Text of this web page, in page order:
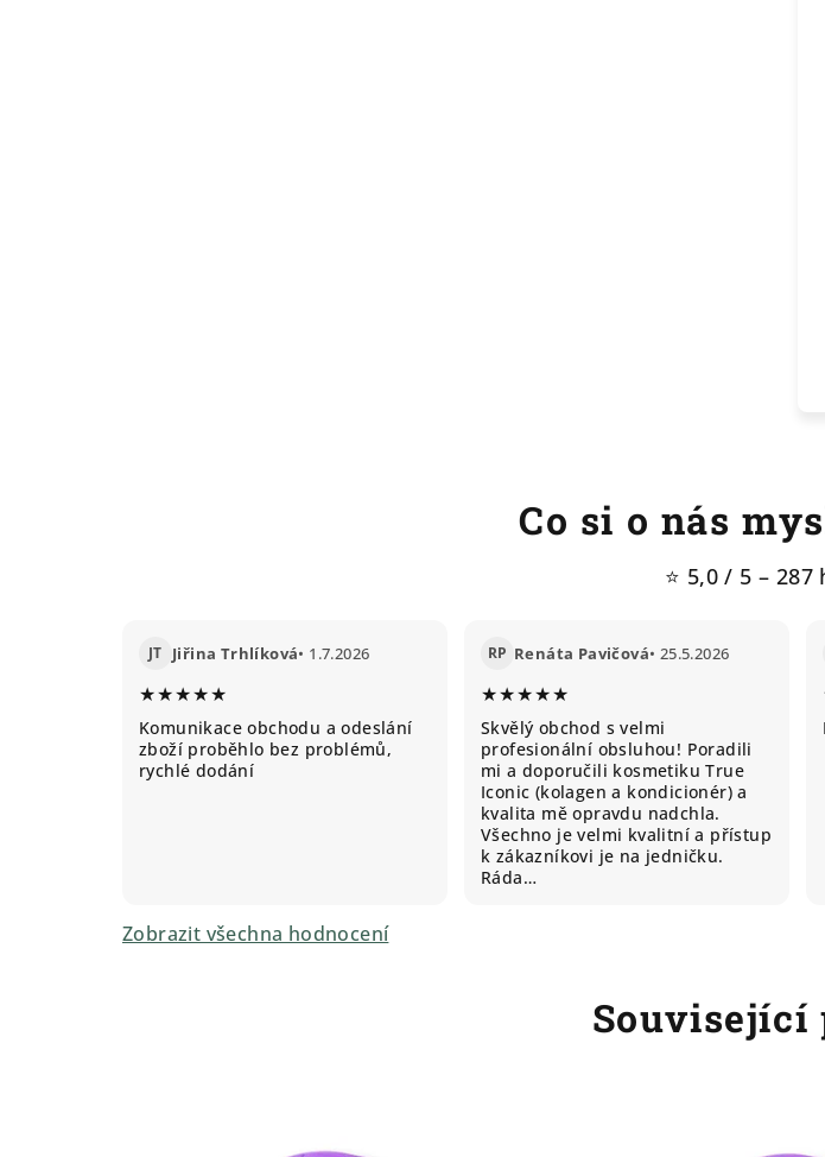
Co si o nás
⭐ 5,0 / 5 –
JT Jiřina Trhlíková• 1.7.2026
★★★★★
Komunikace obchodu a odeslání
zboží proběhlo bez problémů,
rychlé dodání
RP Renáta Pavičová• 25.5.2026
★★★★★
Skvělý obchod s velmi
profesionální obsluhou! Poradili
mi a doporučili kosmetiku True
Iconic (kolagen a kondicionér) a
kvalita mě opravdu nadchla.
Všechno je velmi kvalitní a přístup
k zákazníkovi je na jedničku.
Ráda…
Zobrazit všechna hodnocení